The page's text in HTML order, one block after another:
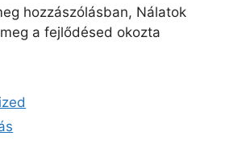
hozzászólásban, Nálatok
a fejlődésed okozta